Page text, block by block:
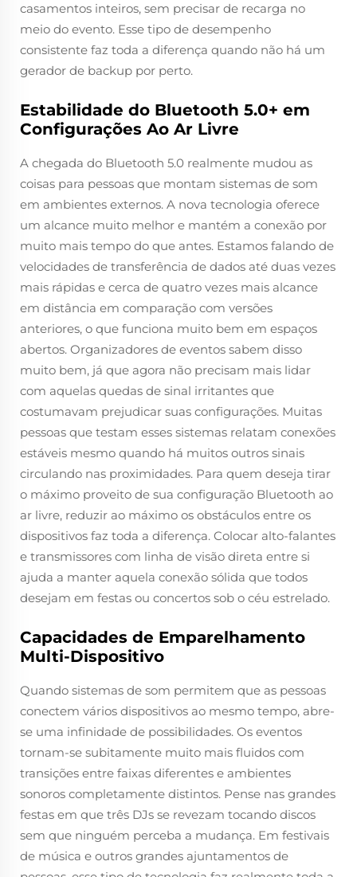
casamentos inteiros, sem precisar de recarga no
meio do evento. Esse tipo de desempenho
consistente faz toda a diferença quando não há um
gerador de backup por perto.
Estabilidade do Bluetooth 5.0+ em
Configurações Ao Ar Livre
A chegada do Bluetooth 5.0 realmente mudou as
coisas para pessoas que montam sistemas de som
em ambientes externos. A nova tecnologia oferece
um alcance muito melhor e mantém a conexão por
muito mais tempo do que antes. Estamos falando de
velocidades de transferência de dados até duas vezes
mais rápidas e cerca de quatro vezes mais alcance
em distância em comparação com versões
anteriores, o que funciona muito bem em espaços
abertos. Organizadores de eventos sabem disso
muito bem, já que agora não precisam mais lidar
com aquelas quedas de sinal irritantes que
costumavam prejudicar suas configurações. Muitas
pessoas que testam esses sistemas relatam conexões
estáveis mesmo quando há muitos outros sinais
circulando nas proximidades. Para quem deseja tirar
o máximo proveito de sua configuração Bluetooth ao
ar livre, reduzir ao máximo os obstáculos entre os
dispositivos faz toda a diferença. Colocar alto-falantes
e transmissores com linha de visão direta entre si
ajuda a manter aquela conexão sólida que todos
desejam em festas ou concertos sob o céu estrelado.
Capacidades de Emparelhamento
Multi-Dispositivo
Quando sistemas de som permitem que as pessoas
conectem vários dispositivos ao mesmo tempo, abre-
se uma infinidade de possibilidades. Os eventos
tornam-se subitamente muito mais fluidos com
transições entre faixas diferentes e ambientes
sonoros completamente distintos. Pense nas grandes
festas em que três DJs se revezam tocando discos
sem que ninguém perceba a mudança. Em festivais
de música e outros grandes ajuntamentos de